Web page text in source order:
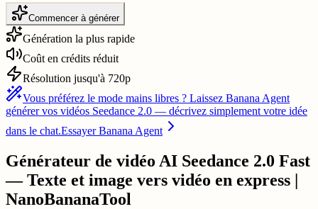
Commencer à générer
Génération la plus rapide
Coût en crédits réduit
Résolution jusqu'à 720p
Vous préférez le mode mains libres ? Laissez Banana Agent
générer vos vidéos Seedance 2.0 — décrivez simplement votre idée
dans le chat.Essayer Banana Agent
Générateur de vidéo AI Seedance 2.0 Fast
— Texte et image vers vidéo en express |
NanoBananaTool